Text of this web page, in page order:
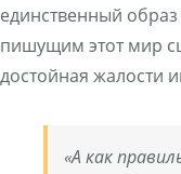
единственный
пишущим этот мир
достойная жалости
«А как